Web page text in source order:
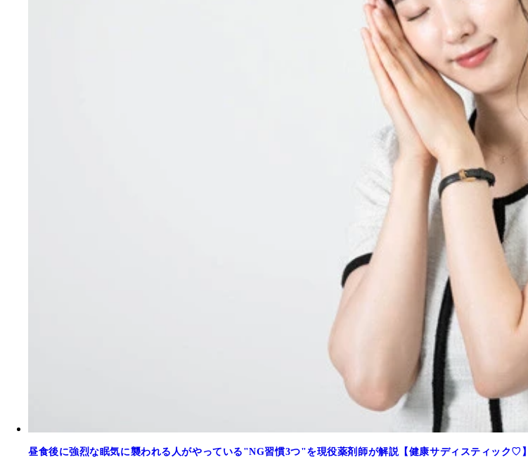
昼食後に強烈な眠気に襲われる人がやっている"NG習慣3つ"を現役薬剤師が解説【健康サディスティック♡】